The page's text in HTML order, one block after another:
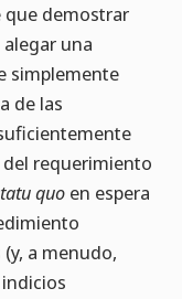
que demostrar
una
simplemente
de las
requerimiento
quo en espera
a menudo,